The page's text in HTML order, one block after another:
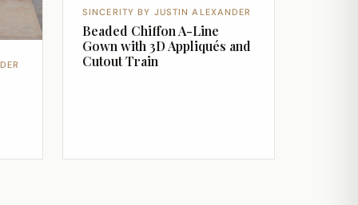
SINCERITY BY JUSTIN ALEXANDER
Beaded Chiffon A-Line
Gown with 3D Appliqués and
Cutout Train